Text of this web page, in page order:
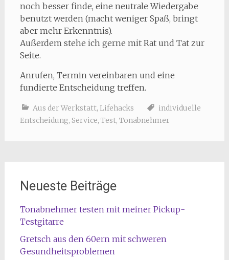
noch besser finde, eine neutrale Wiedergabe
benutzt werden (macht weniger Spaß, bringt
aber mehr Erkenntnis).
Außerdem stehe ich gerne mit Rat und Tat zur
Seite.
Anrufen, Termin vereinbaren und eine
fundierte Entscheidung treffen.
Aus der Werkstatt, Lifehacks
individuelle
Entscheidung, Service, Test, Tonabnehmer
Neueste Beiträge
Tonabnehmer testen mit meiner Pickup-
Testgitarre
Gretsch aus den 60ern mit schweren
Gesundheitsproblemen